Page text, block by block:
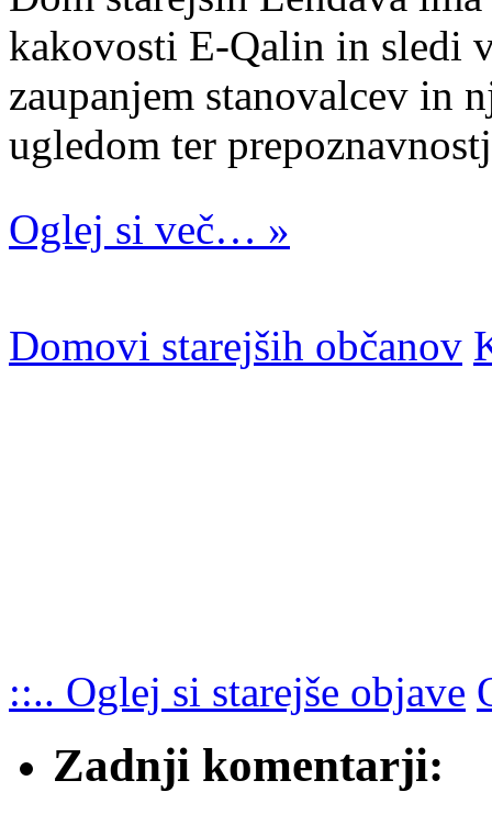
kakovosti E-Qalin in sledi
zaupanjem stanovalcev in
ugledom ter
Oglej si več… »
Domovi starejših občanov
::.. Oglej si starejše objave
Zadnji komentarji: